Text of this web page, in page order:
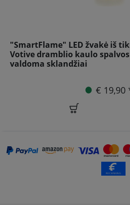
"SmartFlame" LED žvakė iš
Votive dramblio kaulo
valdoma sklandžiai
€ 19,90